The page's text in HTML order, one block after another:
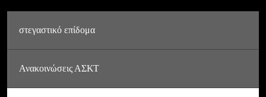
στεγαστικό επίδομα
Ανακοινώσεις ΑΣΚΤ